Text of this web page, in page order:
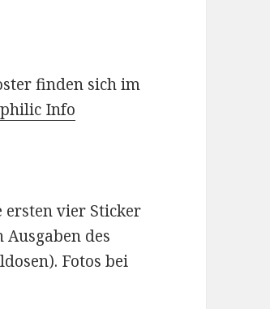
finden sich im
Info
ersten vier Sticker
des
Fotos bei